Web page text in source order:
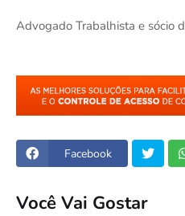
Advogado Trabalhista e sócio
Facebook
Você Vai Gostar